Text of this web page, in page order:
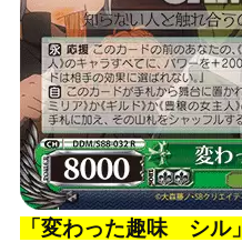
「変わった趣味 シル」